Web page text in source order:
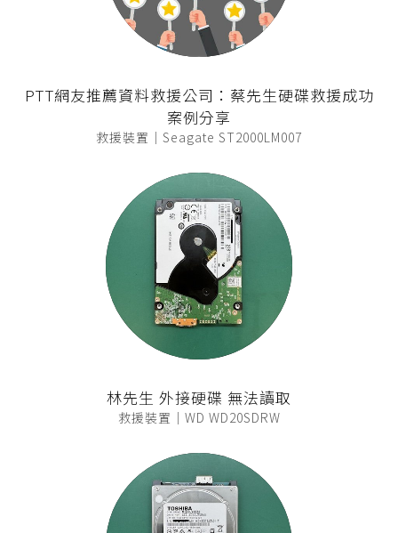
PTT網友推薦資料救援公司：蔡先生硬碟救援成功
案例分享
救援裝置｜Seagate ST2000LM007
林先生 外接硬碟 無法讀取
救援裝置｜WD WD20SDRW